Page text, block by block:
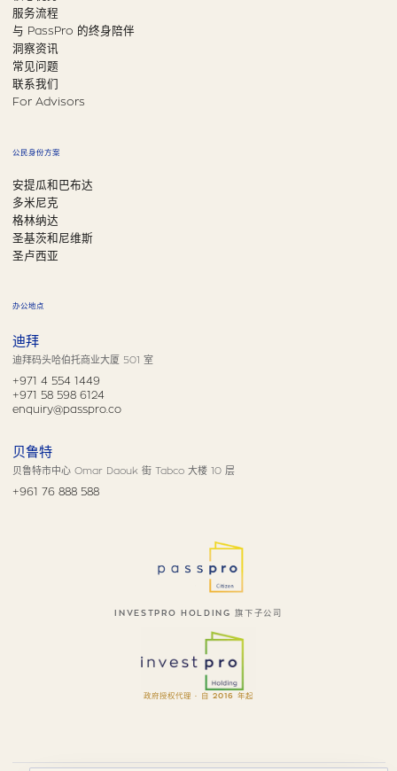
服务流程
与 PassPro 的终身陪伴
洞察资讯
常见问题
联系我们
For Advisors
公民身份方案
安提瓜和巴布达
多米尼克
格林纳达
圣基茨和尼维斯
圣卢西亚
办公地点
迪拜
迪拜码头哈伯托商业大厦 501 室
+971 4 554 1449
+971 58 598 6124
enquiry@passpro.co
贝鲁特
贝鲁特市中心 Omar Daouk 街 Tabco 大楼 10 层
+961 76 888 588
INVESTPRO HOLDING 旗下子公司
政府授权代理 · 自 2016 年起